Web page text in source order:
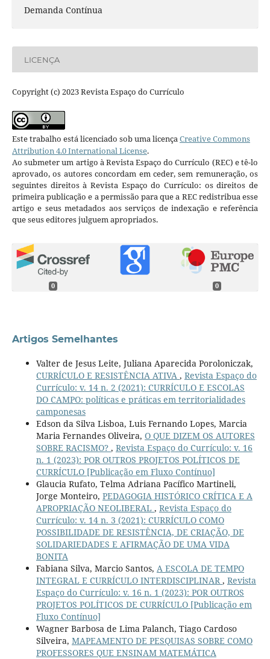
Demanda Contínua
LICENÇA
Copyright (c) 2023 Revista Espaço do Currículo
Este trabalho está licenciado sob uma licençaCreative Commons
Attribution 4.0 International License.
Ao submeter um artigo à Revista Espaço do Currículo (REC) e tê-lo
aprovado, os autores concordam em ceder, sem remuneração, os
seguintes direitos à Revista Espaço do Currículo: os direitos de
primeira publicação e a permissão para que a REC redistribua esse
artigo e seus metadados aos serviços de indexação e referência
que seus editores julguem apropriados.
0 0
Artigos Semelhantes
Valter de Jesus Leite, Juliana Aparecida Poroloniczak,
CURRÍCULO E RESISTÊNCIA ATIVA , Revista Espaço do
Currículo: v. 14 n. 2 (2021): CURRÍCULO E ESCOLAS
DO CAMPO: políticas e práticas em territorialidades
camponesas
Edson da Silva Lisboa, Luis Fernando Lopes, Marcia
Maria Fernandes Oliveira, O QUE DIZEM OS AUTORES
SOBRE RACISMO? , Revista Espaço do Currículo: v. 16
n. 1 (2023): POR OUTROS PROJETOS POLÍTICOS DE
CURRÍCULO [Publicação em Fluxo Contínuo]
Glaucia Rufato, Telma Adriana Pacífico Martineli,
Jorge Monteiro, PEDAGOGIA HISTÓRICO CRÍTICA E A
APROPRIAÇÃO NEOLIBERAL , Revista Espaço do
Currículo: v. 14 n. 3 (2021): CURRÍCULO COMO
POSSIBILIDADE DE RESISTÊNCIA, DE CRIAÇÃO, DE
SOLIDARIEDADES E AFIRMAÇÃO DE UMA VIDA
BONITA
Fabiana Silva, Marcio Santos, A ESCOLA DE TEMPO
INTEGRAL E CURRÍCULO INTERDISCIPLINAR, Revista
Espaço do Currículo: v. 16 n. 1 (2023): POR OUTROS
PROJETOS POLÍTICOS DE CURRÍCULO [Publicação em
Fluxo Contínuo]
Wagner Barbosa de Lima Palanch, Tiago Cardoso
Silveira, MAPEAMENTO DE PESQUISAS SOBRE COMO
PROFESSORES QUE ENSINAM MATEMÁTICA